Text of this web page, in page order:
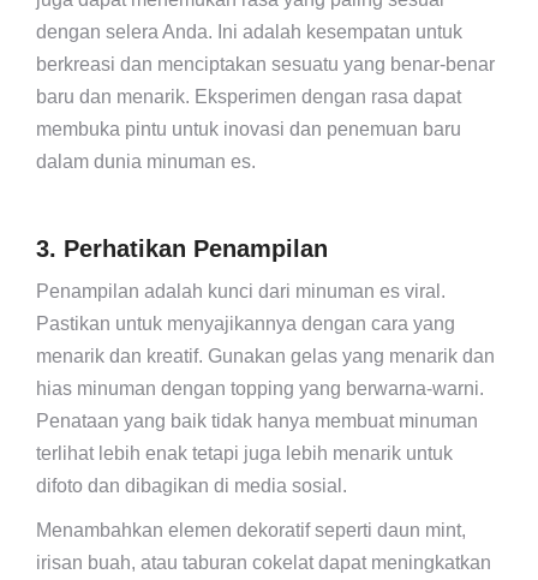
dengan selera Anda. Ini adalah kesempatan untuk
berkreasi dan menciptakan sesuatu yang benar-benar
baru dan menarik. Eksperimen dengan rasa dapat
membuka pintu untuk inovasi dan penemuan baru
dalam dunia minuman es.
3. Perhatikan Penampilan
Penampilan adalah kunci dari minuman es viral.
Pastikan untuk menyajikannya dengan cara yang
menarik dan kreatif. Gunakan gelas yang menarik dan
hias minuman dengan topping yang berwarna-warni.
Penataan yang baik tidak hanya membuat minuman
terlihat lebih enak tetapi juga lebih menarik untuk
difoto dan dibagikan di media sosial.
Menambahkan elemen dekoratif seperti daun mint,
irisan buah, atau taburan cokelat dapat meningkatkan